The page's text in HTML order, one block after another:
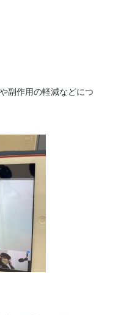
副作用の軽減などにつ